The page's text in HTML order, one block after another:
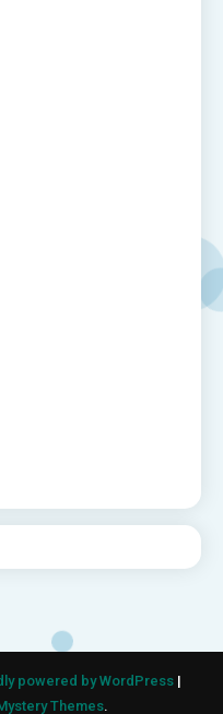
powered by WordPress |
Themes.